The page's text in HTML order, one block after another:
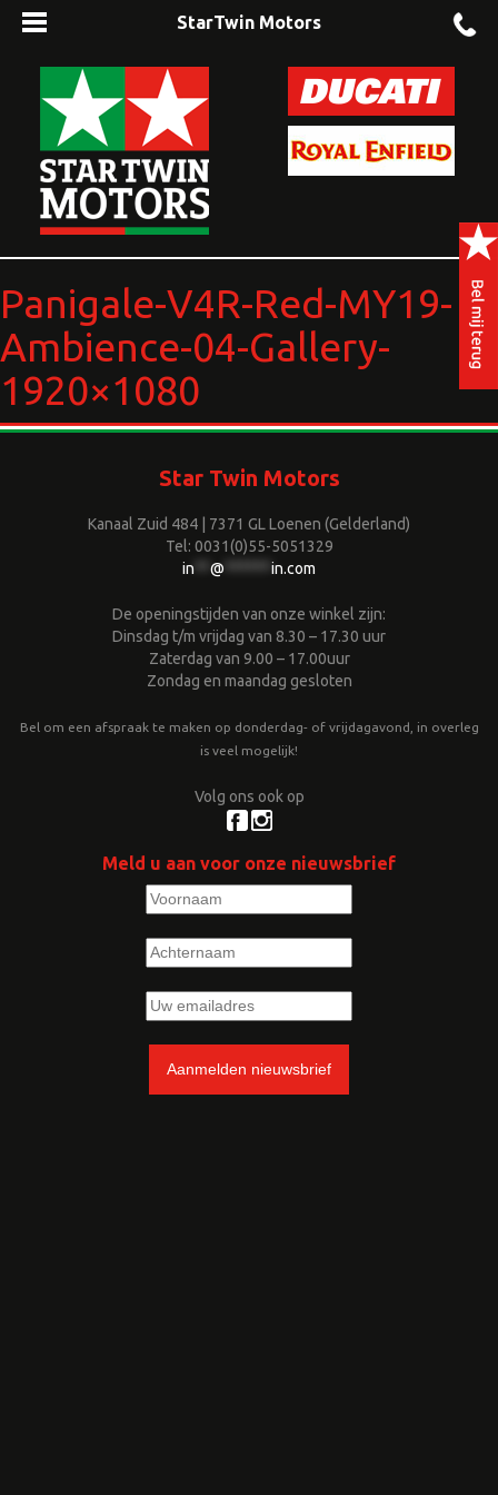
StarTwin Motors
Panigale-V4R-Red-MY19-
Ambience-04-Gallery-
1920×1080
Star Twin Motors
Kanaal Zuid 484 | 7371 GL Loenen (Gelderland)
Tel: 0031(0)55-5051329
in
@ in.com
De openingstijden van onze winkel zijn:
Dinsdag t/m vrijdag van 8.30 – 17.30 uur
Zaterdag van 9.00 – 17.00uur
Zondag en maandag gesloten
Bel om een afspraak te maken op donderdag- of vrijdagavond, in overleg
is veel mogelijk!
Volg ons ook op
Meld u aan voor onze nieuwsbrief